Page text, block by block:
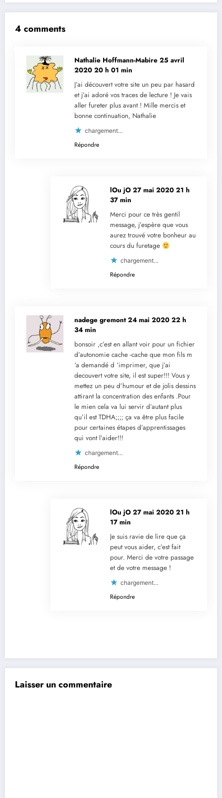
4 comments
Nathalie Hoffmann-Mabire 25 avril
2020 20 h 01 min
J’ai découvert votre site un peu par hasard
et j’ai adoré vos traces de lecture ! Je vais
aller fureter plus avant ! Mille mercis et
bonne continuation, Nathalie
chargement…
Répondre
lOu jO 27 mai 2020 21 h
37 min
Merci pour ce très gentil
message, j’espère que vous
aurez trouvé votre bonheur au
cours du furetage
chargement…
Répondre
nadege gremont24 mai 2020 22 h
34 min
bonsoir ,c’est en allant voir pour un fichier
d’autonomie cache -cache que mon fils m
‘a demandé d ‘imprimer, que j’ai
decouvert votre site, il est super!!! Vous y
mettez un peu d’humour et de jolis dessins
attirant la concentration des enfants .Pour
le mien cela va lui servir d’autant plus
qu’il est TDHA;;;; ça va être plus facile
pour certaines étapes d’apprentissages
qui vont l’aider!!!
chargement…
Répondre
lOu jO 27 mai 2020 21 h
17 min
Je suis ravie de lire que ça
peut vous aider, c’est fait
pour. Merci de votre passage
et de votre message !
chargement…
Répondre
Laisser un commentaire